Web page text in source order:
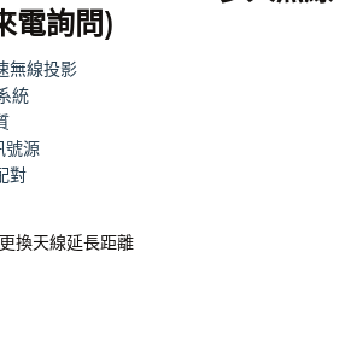
電詢問)
無線投影
統
號源
對
換天線延長距離